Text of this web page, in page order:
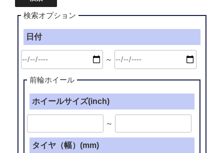
検索オプション
日付
～
前輪ホイール
ホイールサイズ(inch)
～
タイヤ（幅）(mm)